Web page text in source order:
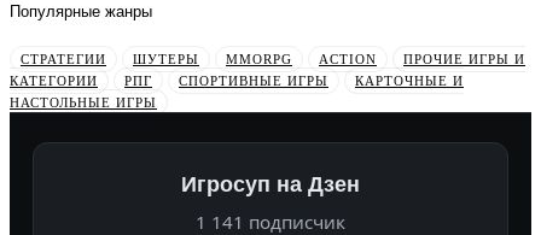
Популярные жанры
СТРАТЕГИИ ШУТЕРЫ MMORPG ACTION
ПРОЧИЕ ИГРЫ И
КАТЕГОРИИ
РПГ СПОРТИВНЫЕ ИГРЫ
КАРТОЧНЫЕ И
НАСТОЛЬНЫЕ ИГРЫ
Игросуп на Дзен
1 141 подписчик